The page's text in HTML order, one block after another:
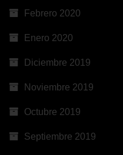
Febrero 2020
Enero 2020
Diciembre 2019
Noviembre 2019
Octubre 2019
Septiembre 2019